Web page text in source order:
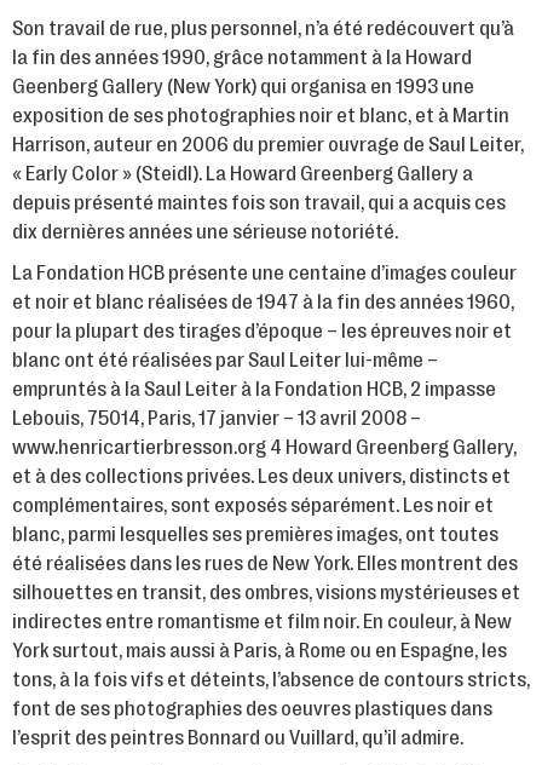
Son travail de rue, plus personnel, n’a été redécouvert qu’à
la fin des années 1990, grâce notamment à la Howard
Geenberg Gallery (New York) qui organisa en 1993 une
exposition de ses photographies noir et blanc, et à Martin
Harrison, auteur en 2006 du premier ouvrage de Saul Leiter,
« Early Color » (Steidl). La Howard Greenberg Gallery a
depuis présenté maintes fois son travail, qui a acquis ces
dix dernières années une sérieuse notoriété.
La Fondation HCB présente une centaine d’images couleur
et noir et blanc réalisées de 1947 à la fin des années 1960,
pour la plupart des tirages d’époque – les épreuves noir et
blanc ont été réalisées par Saul Leiter lui-même –
empruntés à la Saul Leiter à la Fondation HCB, 2 impasse
Lebouis, 75014, Paris, 17 janvier – 13 avril 2008 –
www.henricartierbresson.org 4 Howard Greenberg Gallery,
et à des collections privées. Les deux univers, distincts et
complémentaires, sont exposés séparément. Les noir et
blanc, parmi lesquelles ses premières images, ont toutes
été réalisées dans les rues de New York. Elles montrent des
silhouettes en transit, des ombres, visions mystérieuses et
indirectes entre romantisme et film noir. En couleur, à New
York surtout, mais aussi à Paris, à Rome ou en Espagne, les
tons, à la fois vifs et déteints, l’absence de contours stricts,
font de ses photographies des oeuvres plastiques dans
l’esprit des peintres Bonnard ou Vuillard, qu’il admire.